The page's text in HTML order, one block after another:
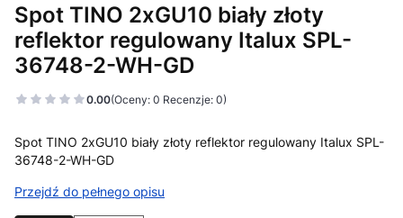
Spot TINO 2xGU10 biały złoty
reflektor regulowany Italux SPL-
36748-2-WH-GD
0.00(Oceny: 0 Recenzje: 0)
Spot TINO 2xGU10 biały złoty reflektor regulowany Italux SPL-
36748-2-WH-GD
Przejdź do pełnego opisu